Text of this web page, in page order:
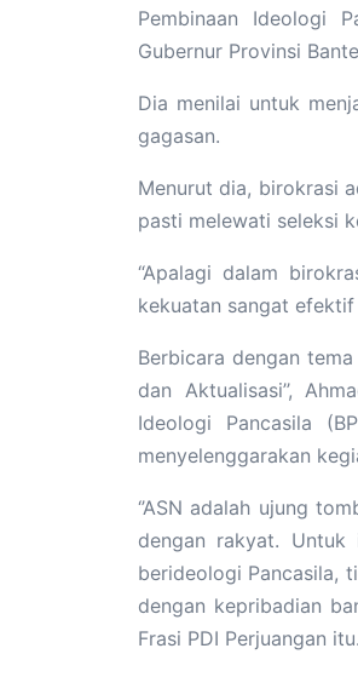
Pembinaan Ideologi
Gubernur Provinsi
Dia menilai untuk
gagasan.
Menurut dia, birokrasi
pasti melewati seleksi
“Apalagi dalam
kekuatan sangat
Berbicara dengan
dan Aktualisasi’’,
Ideologi Pancasila
menyelenggarakan
‘’ASN adalah ujung
dengan rakyat.
berideologi Pancasila,
dengan kepribadian
Frasi PDI Perjuangan itu.